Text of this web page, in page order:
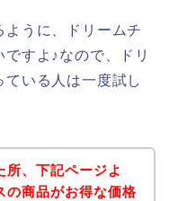
うに、ドリームチ
すよ♪なので、ドリ
いる人は一度試し
所、下記ページよ
の商品がお得な価格